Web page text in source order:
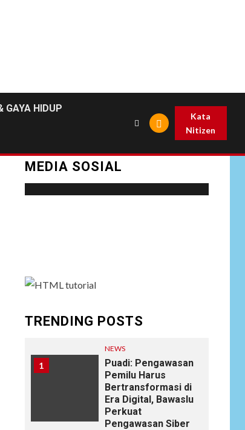
GAYA HIDUP
Kata
Nitizen
MEDIA SOSIAL
TRENDING POSTS
1
NEWS
Puadi: Pengawasan
Pemilu Harus
Bertransformasi di
Era Digital, Bawaslu
Perkuat
Pengawasan Siber